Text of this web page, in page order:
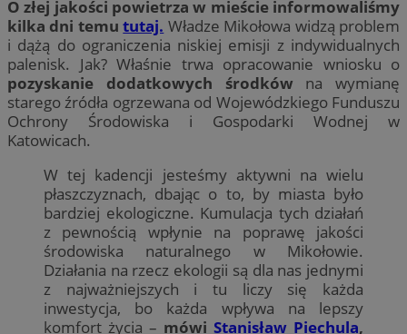
O złej jakości powietrza w mieście informowaliśmy
kilka dni temututaj. Władze Mikołowa widzą problem
i dążą do ograniczenia niskiej emisji z indywidualnych
palenisk. Jak? Właśnie trwa opracowanie wniosku o
pozyskanie dodatkowych środków na wymianę
starego źródła ogrzewana od Wojewódzkiego Funduszu
Ochrony Środowiska i Gospodarki Wodnej w
Katowicach.
W tej kadencji jesteśmy aktywni na wielu
płaszczyznach, dbając o to, by miasta było
bardziej ekologiczne. Kumulacja tych działań
z pewnością wpłynie na poprawę jakości
środowiska naturalnego w Mikołowie.
Działania na rzecz ekologii są dla nas jednymi
z najważniejszych i tu liczy się każda
inwestycja, bo każda wpływa na lepszy
komfort życia – mówi Stanisław Piechula,